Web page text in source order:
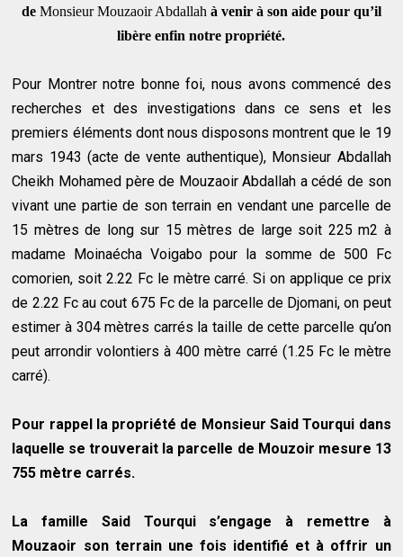
de Monsieur Mouzaoir Abdallah à venir à son aide pour qu’il
libère enfin notre propriété.
Pour Montrer notre bonne foi, nous avons commencé des
recherches et des investigations dans ce sens et les
premiers éléments dont nous disposons montrent que le 19
mars 1943 (acte de vente authentique), Monsieur Abdallah
Cheikh Mohamed père de Mouzaoir Abdallah a cédé de son
vivant une partie de son terrain en vendant une parcelle de
15 mètres de long sur 15 mètres de large soit 225 m2 à
madame Moinaécha Voigabo pour la somme de 500 Fc
comorien, soit 2.22 Fc le mètre carré. Si on applique ce prix
de 2.22 Fc au cout 675 Fc de la parcelle de Djomani, on peut
estimer à 304 mètres carrés la taille de cette parcelle qu’on
peut arrondir volontiers à 400 mètre carré (1.25 Fc le mètre
carré).
Pour rappel la propriété de Monsieur Said Tourqui dans
laquelle se trouverait la parcelle de Mouzoir mesure 13
755 mètre carrés.
La famille Said Tourqui s’engage à remettre à
Mouzaoir son terrain une fois identifié et à offrir un